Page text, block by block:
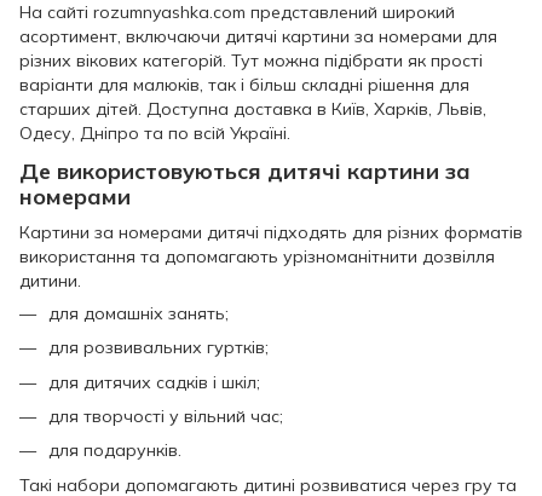
На сайті rozumnyashka.com представлений широкий
асортимент, включаючи дитячі картини за номерами для
різних вікових категорій. Тут можна підібрати як прості
варіанти для малюків, так і більш складні рішення для
старших дітей. Доступна доставка в Київ, Харків, Львів,
Одесу, Дніпро та по всій Україні.
Де використовуються дитячі картини за
номерами
Картини за номерами дитячі підходять для різних форматів
використання та допомагають урізноманітнити дозвілля
дитини.
для домашніх занять;
для розвивальних гуртків;
для дитячих садків і шкіл;
для творчості у вільний час;
для подарунків.
Такі набори допомагають дитині розвиватися через гру та